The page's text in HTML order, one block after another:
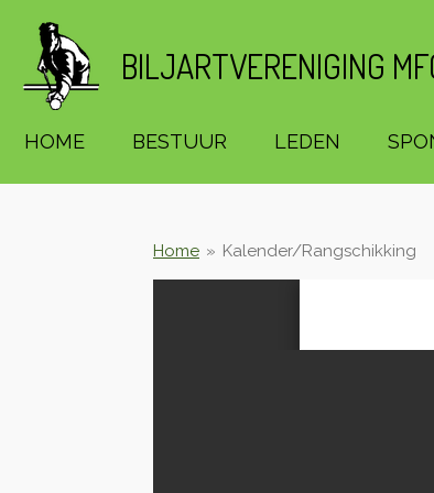
direct
naar
de
BILJARTVERENIGING
HOME BESTUUR LEDEN
Home » Kalender/Rangschikking